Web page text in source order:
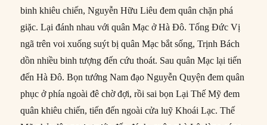
binh khiêu chiến, Nguyễn Hữu Liêu đem quân chặn phá
giặc. Lại đánh nhau với quân Mạc ở Hà Đô. Tống Đức Vị
ngã trên voi xuống suýt bị quân Mạc bắt sống, Trịnh Bách
dồn nhiều binh tượng đến cứu thoát. Sau quân Mạc lại tiến
đến Hà Đô. Bọn tướng Nam đạo Nguyễn Quyện đem quân
phục ở phía ngoài đê chờ đợi, rồi sai bọn Lại Thế Mỹ đem
quân khiêu chiến, tiến đến ngoài cửa luỹ Khoái Lạc. Thế